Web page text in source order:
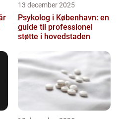
13 december 2025
Psykolog i København: en
guide til professionel
støtte i hovedstaden